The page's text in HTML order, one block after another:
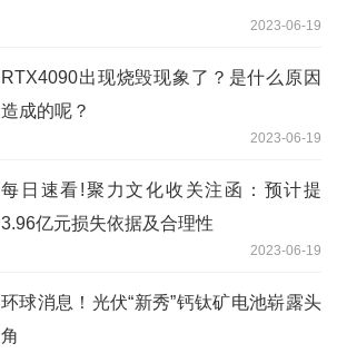
2023-06-19
RTX4090出现烧毁现象了？是什么原因
造成的呢？
2023-06-19
每日速看!聚力文化收关注函：预计提
3.96亿元损失依据及合理性
2023-06-19
环球消息！光伏“新秀”钙钛矿电池崭露头
角